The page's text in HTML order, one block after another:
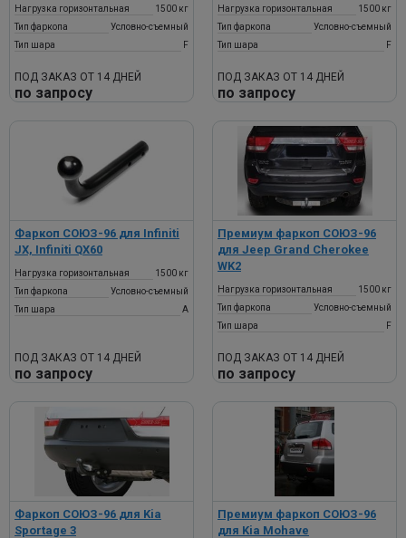
Нагрузка горизонтальная
1500 кг
Тип фаркопа
Условно-съемный
Тип шара
F
ПОД ЗАКАЗ ОТ 14 ДНЕЙ
по запросу
Нагрузка горизонтальная
1500 кг
Тип фаркопа
Условно-съемный
Тип шара
F
ПОД ЗАКАЗ ОТ 14 ДНЕЙ
по запросу
Фаркоп СОЮЗ-96 для Infiniti
JX, Infiniti QX60
Нагрузка горизонтальная
1500 кг
Тип фаркопа
Условно-съемный
Тип шара
A
ПОД ЗАКАЗ ОТ 14 ДНЕЙ
по запросу
Премиум фаркоп СОЮЗ-96
для Jeep Grand Cherokee
WK2
Нагрузка горизонтальная
1500 кг
Тип фаркопа
Условно-съемный
Тип шара
F
ПОД ЗАКАЗ ОТ 14 ДНЕЙ
по запросу
Фаркоп СОЮЗ-96 для Kia
Sportage 3
Премиум фаркоп СОЮЗ-96
для Kia Mohave